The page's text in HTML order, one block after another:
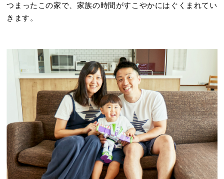
つまったこの家で、家族の時間がすこやかにはぐくまれてい
きます。